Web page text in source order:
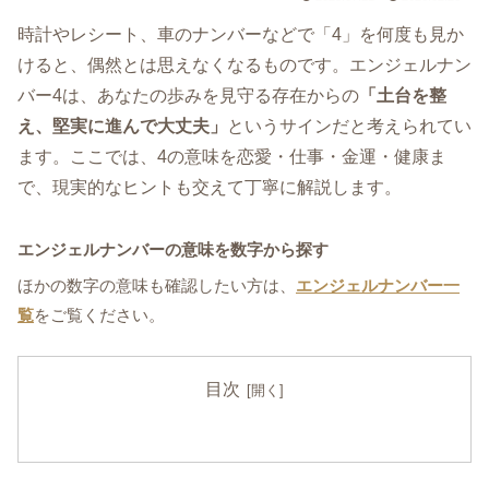
時計やレシート、車のナンバーなどで「4」を何度も見か
けると、偶然とは思えなくなるものです。エンジェルナン
バー4は、あなたの歩みを見守る存在からの 「土台を整
え、堅実に進んで大丈夫」
というサインだと考えられてい
ます。ここでは、4の意味を恋愛・仕事・金運・健康ま
で、現実的なヒントも交えて丁寧に解説します。
エンジェルナンバーの意味を数字から探す
ほかの数字の意味も確認したい方は、 エンジェルナンバー一
覧をご覧ください。
目次